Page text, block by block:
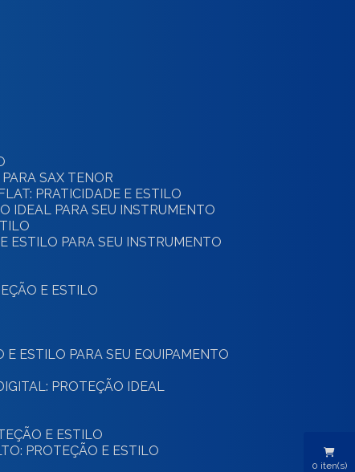
PARA SAX TENOR
PRATICIDADE E ESTILO
IDEAL PARA SEU INSTRUMENTO
ESTILO PARA SEU INSTRUMENTO
E ESTILO
E ESTILO PARA SEU EQUIPAMENTO
PROTEÇÃO IDEAL
E ESTILO
PROTEÇÃO E ESTILO
0 iten(s)